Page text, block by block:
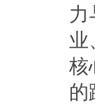
业
核
的